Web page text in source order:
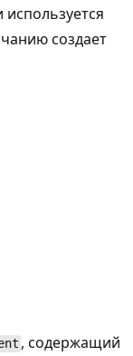
создает
, содержащий